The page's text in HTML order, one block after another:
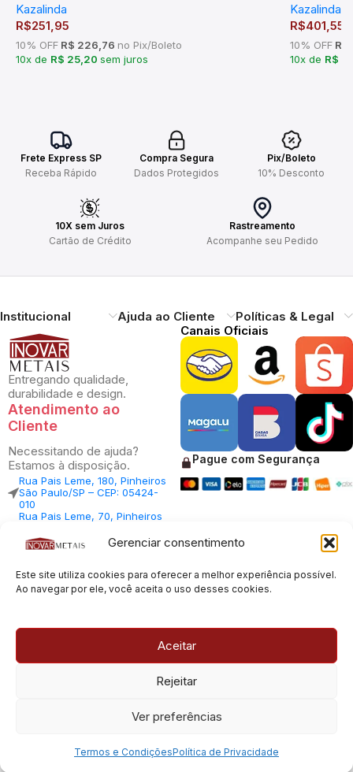
Gerenciar consentimento
Este site utiliza cookies para oferecer a melhor experiência possível.
Ao navegar por ele, você aceita o uso desses cookies.
Aceitar
Rejeitar
Ver preferências
Termos e CondiçõesPolítica de Privacidade
Kazalinda
R$251,95
10% OFF R$ 226,76 no Pix/Boleto
10x de R$ 25,20 sem juros
Kazalinda
R$401,55
10% OFF R$
10x de R$
Frete Express SP
Receba Rápido
Compra Segura
Dados Protegidos
Pix/Boleto
10% Desconto
10X sem Juros
Cartão de Crédito
Rastreamento
Acompanhe seu Pedido
Institucional Ajuda ao Cliente Políticas & Legal
Entregando qualidade,
durabilidade e design.
Atendimento ao
Cliente
Necessitando de ajuda?
Estamos à disposição.
Rua Pais Leme, 180, Pinheiros
São Paulo/SP – CEP: 05424-
010
Rua Pais Leme, 70, Pinheiros
010
Central Vendas: (11) 98812-
Central Atendimento: (11)
94535-7237
Canais Oficiais
Pague com Segurança
© 2013 - 2026 |Inovar Metais| Todos os direitos reservados.
Desenvolvido porExperts Digitais
CNPJ: 23.100.120/0001-66